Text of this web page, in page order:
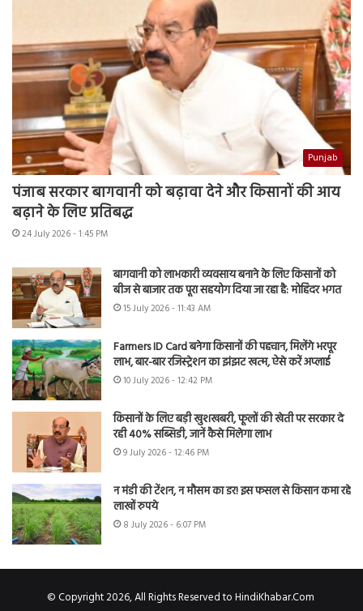
Punjab
पंजाब सरकार बागवानी को बढ़ावा देने और किसानों की आय
बढ़ाने के लिए प्रतिबद्ध
24 July 2026 - 1:45 PM
बागवानी को लाभकारी व्यवसाय बनाने के लिए किसानों को
बीज से बाजार तक पूरा सहयोग दिया जा रहा है: मोहिंदर भगत
15 July 2026 - 11:43 AM
Farmers ID Card बनेगा किसानों की पहचान, मिलेंगे भरपूर
लाभ, बार-बार रजिस्ट्रेशन का झंझट खत्म, ऐसे करें अप्लाई
10 July 2026 - 12:42 PM
किसानों के लिए बड़ी खुशखबरी, फूलों की खेती पर सरकार दे
रही 40% सब्सिडी, जानें कैसे मिलेगा लाभ
9 July 2026 - 12:46 PM
न मंडी की टेंशन, न मौसम का डर! इस फसल से किसान कमा रहे
लाखों रुपये
8 July 2026 - 6:07 PM
© Copyright 2026, All Rights Reserved to HindiKhabar.Com